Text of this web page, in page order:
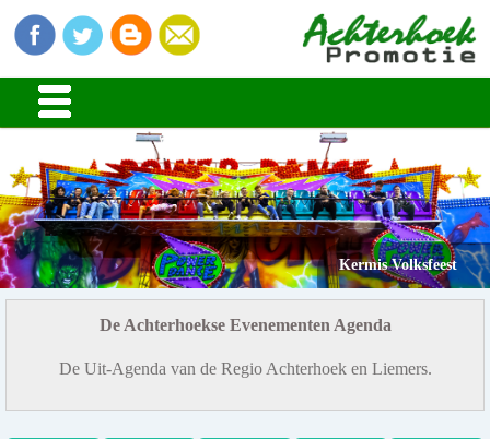
Kermis Volksfeest
De Achterhoekse Evenementen Agenda
De Uit-Agenda van de Regio Achterhoek en Liemers.